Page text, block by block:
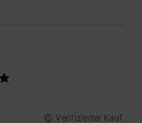
Verifizierter Kauf